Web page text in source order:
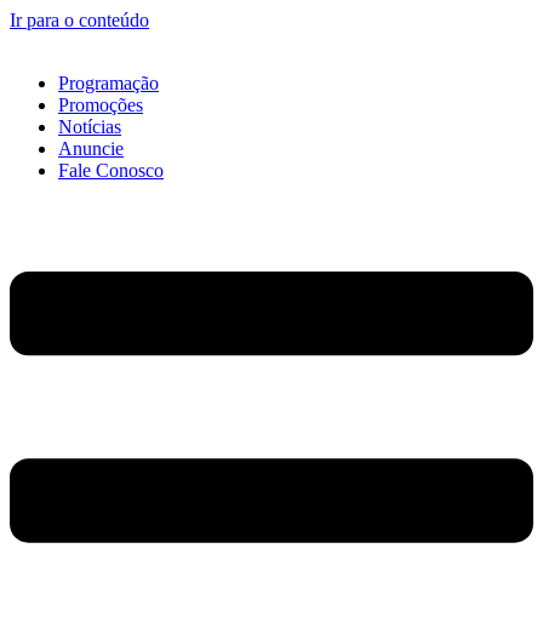
Ir para o conteúdo
Programação
Promoções
Notícias
Anuncie
Fale Conosco